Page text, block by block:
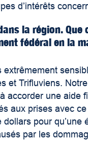
d’intérêts
la région.
fédéral en la
et Trifluviens.
accorder une aide
aux prises avec
pour qu’une
par les